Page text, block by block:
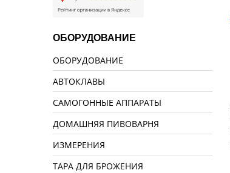
ОБОРУДОВАНИЕ
ОБОРУДОВАНИЕ
АВТОКЛАВЫ
САМОГОННЫЕ АППАРАТЫ
ДОМАШНЯЯ ПИВОВАРНЯ
ИЗМЕРЕНИЯ
ТАРА ДЛЯ БРОЖЕНИЯ